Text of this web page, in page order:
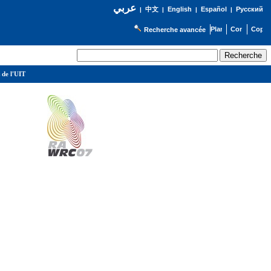
عربي| 中文| English | Español | Русский
Recherche avancée
de l'UIT